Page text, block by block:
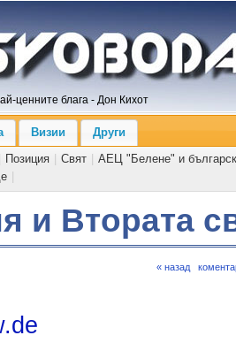
ценните блага - Дон Кихот
Визии
Други
Позиция Свят
АЕЦ "Белене" и
и Втората
« назад